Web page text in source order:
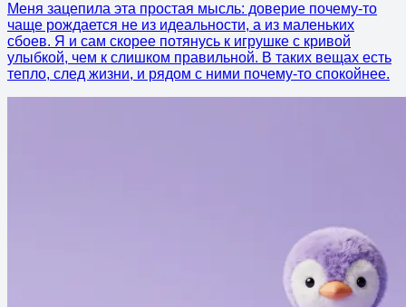
Меня зацепила эта простая мысль: доверие почему-то
чаще рождается не из идеальности, а из маленьких
сбоев. Я и сам скорее потянусь к игрушке с кривой
улыбкой, чем к слишком правильной. В таких вещах есть
тепло, след жизни, и рядом с ними почему-то спокойнее.